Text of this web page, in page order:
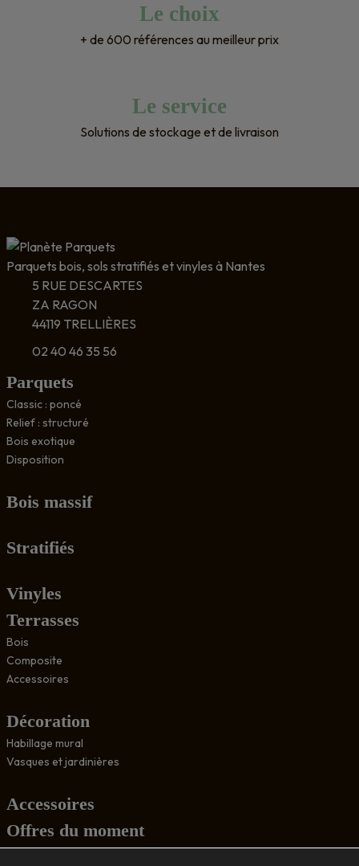
Le choix
+ de 600 références au meilleur prix
Le service
Solutions de stockage et de livraison
Parquets bois, sols stratifiés et vinyles à Nantes
5 RUE DESCARTES
ZA RAGON
44119 TRELLIÈRES
02 40 46 35 56
Parquets
Classic : poncé
Relief : structuré
Bois exotique
Disposition
Bois massif
Stratifiés
Vinyles
Terrasses
Bois
Composite
Accessoires
Décoration
Habillage mural
Vasques et jardinières
Accessoires
Offres du moment